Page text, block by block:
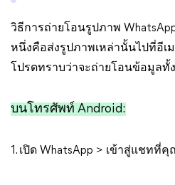
วิธีการถ่ายโอนรูปภาพ
หนึ่งคือส่งรูปภาพเหล่านั้นไปที่อีเ
โปรดทราบว่าจะถ่ายโอนข้อมูล
บนโทรศัพท์ Android:
1. เปิด WhatsApp > เข้าสู่แชทที่